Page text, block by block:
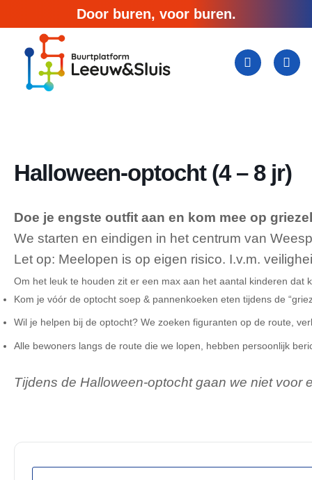
naar
inhoud
Door buren, voor buren.
Halloween-optocht (4 – 8 jr)
Doe je engste outfit aan en kom mee op
We starten en eindigen in het centrum van
Let op: Meelopen is op eigen risico. I.v.m.
Om het leuk te houden zit er een max aan het aantal kinderen
Kom je vóór de optocht soep & pannenkoeken eten tijdens de
Wil je helpen bij de optocht? We zoeken figuranten op de route,
Alle bewoners langs de route die we lopen, hebben persoonlijk
Tijdens de Halloween-optocht gaan we niet